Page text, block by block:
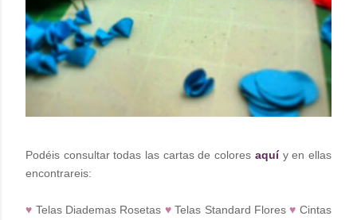
Podéis consultar todas las cartas de colores aquí y en ellas
encontrareis:
♥ Telas Diademas Rosetas ♥ Telas Standard Flores♥ Cintas